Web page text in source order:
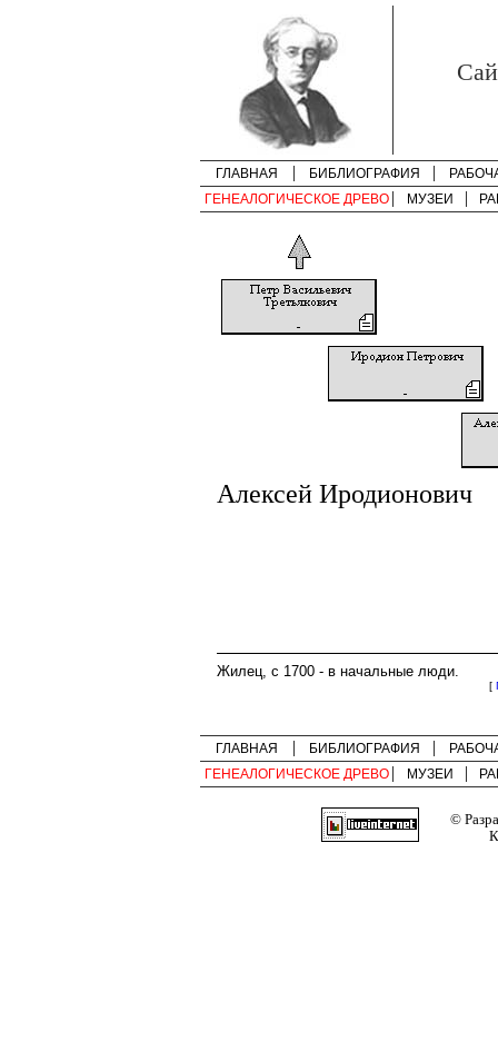
ГЛАВНАЯ БИБЛИОГРАФИЯ
ГЕНЕАЛОГИЧЕСКОЕ ДРЕВО
МУЗЕИ
Алексей Иродионович
Жилец, с 1700 - в начальные люди.
[
ГЛАВНАЯ БИБЛИОГРАФИЯ
ГЕНЕАЛОГИЧЕСКОЕ ДРЕВО
МУЗЕИ
©